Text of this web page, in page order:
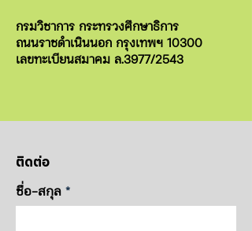
กรมวิชาการ กระทรวงศึกษาธิการ
ถนนราชดำเนินนอก กรุงเทพฯ 10300
เลขทะเบียนสมาคม ล.3977/2543
ติดต่อ
ชื่อ-สกุล